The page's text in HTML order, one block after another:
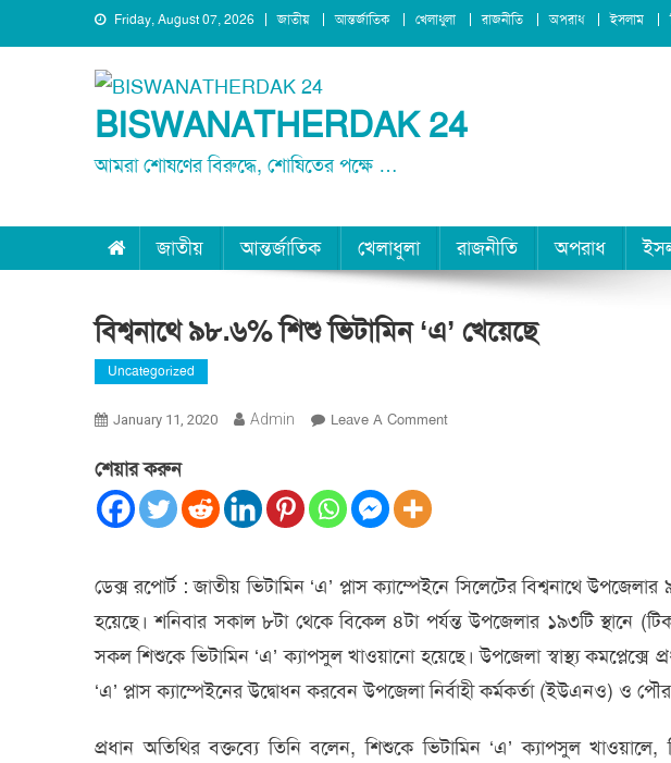
to
Friday, August 07, 2026 জাতীয় আন্তর্জাতিক খেলাধুলা রাজনীতি অপরাধ ইসলাম
BISWANATHERDAK 24
আমরা শোষণের বিরুদ্ধে, শোষিতের পক্ষে …
জাতীয় আন্তর্জাতিক খেলাধুলা রাজনীতি অপরাধ
বিশ্বনাথে ৯৮.৬% শিশু ভিটামিন ‘এ’ খেয়েছে
Uncategorized
January 11, 2020 Admin Leave A CommentOn
শেয়ার করুন
ডেক্স রপোর্ট : জাতীয় ভিটামিন ‘এ’ প্লাস ক্যাম্পেইনে সিলেটের বিশ্বনাথে
হয়েছে। শনিবার সকাল ৮টা থেকে বিকেল ৪টা পর্যন্ত উপজেলার ১৯৩টি স্থানে
সকল শিশুকে ভিটামিন ‘এ’ ক্যাপসুল খাওয়ানো হয়েছে। উপজেলা স্বাস্থ্য কমপ্লেক্সে
‘এ’ প্লাস ক্যাম্পেইনের উদ্বোধন করবেন উপজেলা নির্বাহী কর্মকর্তা (ইউএনও) ও পৌর
প্রধান অতিথির বক্তব্যে তিনি বলেন, শিশুকে ভিটামিন ‘এ’ ক্যাপসুল